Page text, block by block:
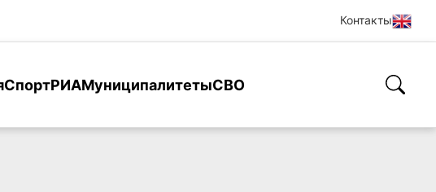
Контакты
СпортРИАМуниципалитетыСВО